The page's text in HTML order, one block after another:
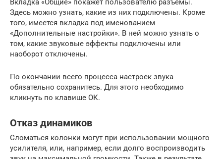
Вкладка «Общие» покажет пользователю разъёмы.
Здесь можно узнать, какие из них подключены. Кроме
того, имеется вкладка под именованием
«Дополнительные настройки». В ней можно узнать о
том, какие звуковые эффекты подключены или
наоборот отключены.
По окончании всего процесса настроек звука
обязательно сохранитесь. Для этого необходимо
кликнуть по клавише ОК.
Отказ динамиков
Сломаться колонки могут при использовании мощного
усилителя, или, например, если долго воспроизводить